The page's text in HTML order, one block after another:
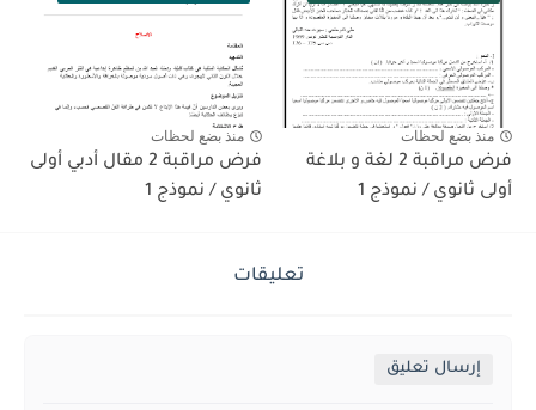
منذ بضع لحظات
فرض مراقبة 2 لغة و بلاغة
أولى ثانوي / نموذج 1
منذ بضع لحظات
فرض مراقبة 2 مقال أدبي أولى
ثانوي / نموذج 1
تعليقات
إرسال تعليق